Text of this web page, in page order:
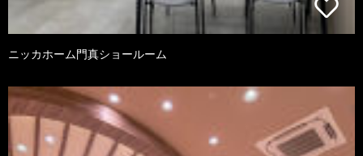
ニッカホーム門真ショールーム